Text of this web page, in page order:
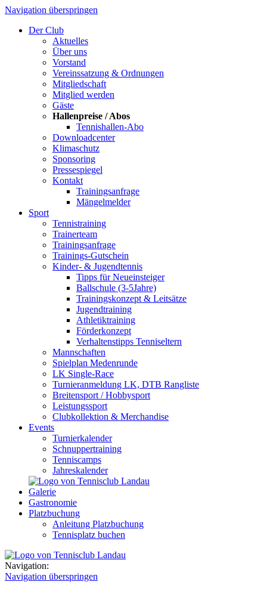
Navigation überspringen
Der Club
Aktuelles
Über uns
Vorstand
Vereinssatzung & Ordnungen
Mitgliedschaft
Mitglied werden
Gäste
Hallenpreise / Abos
Tennishallen-Abo
Downloadcenter
Klimaschutz
Sponsoring
Pressespiegel
Kontakt
Trainingsanfrage
Mängelmelder
Sport
Tennistraining
Trainerteam
Trainingsanfrage
Trainings-Gutschein
Kinder- & Jugendtennis
Tipps für Neueinsteiger
Ballschule (3-5Jahre)
Trainingskonzept & Leitsätze
Jugendtraining
Athletiktraining
Förderkonzept
Verhaltenstipps Tenniseltern
Mannschaften
Spielplan Medenrunde
LK Single-Race
Turnieranmeldung LK, DTB Rangliste
Breitensport / Hobbysport
Leistungssport
Clubkollektion & Merchandise
Events
Turnierkalender
Schnuppertraining
Tenniscamps
Jahreskalender
Galerie
Gastronomie
Platzbuchung
Anleitung Platzbuchung
Tennisplatz buchen
Navigation:
Navigation überspringen